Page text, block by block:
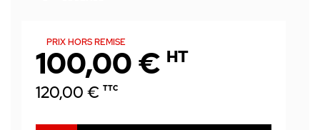
PRIX HORS REMISE
100,00 € HT
120,00 € TTC